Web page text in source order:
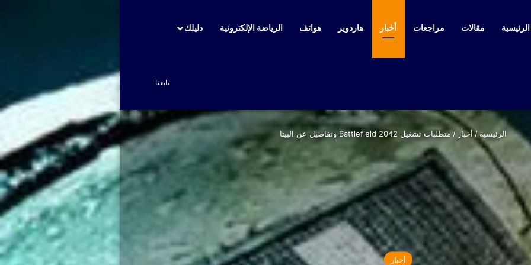
مقالات مراجعات أخبار هاردوير هواتف الرياضة الإلكترونية دليلك
تابعنا بحث عن
الرئيسية /أخبار / متطلبات تشغيل Battlefield 2042 وتفاصيل عن البيتا
أخبار